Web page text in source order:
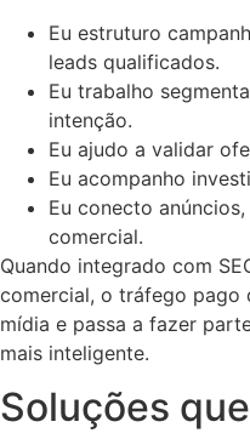
Eu estruturo
leads qualificados.
Eu trabalho
intenção.
Eu ajudo a validar
Eu acompanho
Eu conecto
comercial.
Quando integrado com
comercial, o tráfego pago
mídia e passa a fazer
mais inteligente.
Soluções